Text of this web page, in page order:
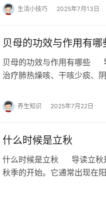
生活小技巧 2025年7月13日
贝母的功效与作用有哪
贝母的功效与作用有哪些
治疗肺热燥咳、干咳少痰、
养生知识 2025年7月22日
什么时候是立秋
什么时候是立秋 导读立秋
秋季的开始。它通常出现在